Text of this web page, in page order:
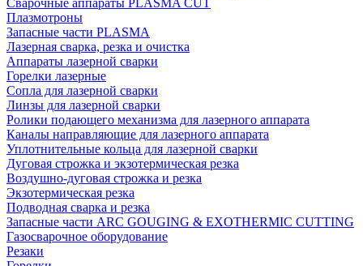
Сварочные аппараты PLASMA CUT
Плазмотроны
Запасные части PLASMA
Лазерная сварка, резка и очистка
Аппараты лазерной сварки
Горелки лазерные
Сопла для лазерной сварки
Линзы для лазерной сварки
Ролики подающего механизма для лазерного аппарата
Каналы направляющие для лазерного аппарата
Уплотнительные кольца для лазерной сварки
Дуговая строжка и экзотермическая резка
Воздушно-дуговая строжка и резка
Экзотермическая резка
Подводная сварка и резка
Запасные части ARC GOUGING & EXOTHERMIC CUTTING
Газосварочное оборудование
Резаки